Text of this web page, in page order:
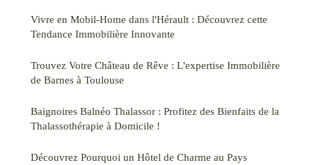
Vivre en Mobil-Home dans l'Hérault : Découvrez cette
Tendance Immobilière Innovante
Trouvez Votre Château de Rêve : L'expertise Immobilière
de Barnes à Toulouse
Baignoires Balnéo Thalassor : Profitez des Bienfaits de la
Thalassothérapie à Domicile !
Découvrez Pourquoi un Hôtel de Charme au Pays